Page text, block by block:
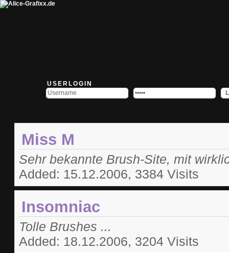
USERLOGIN
Miss M
Sehr bekannte Brush-Site, mit
Added: 15.12.2006, 3384 Visits
Insomniac
Tolle Brushes ...
Added: 18.12.2006, 3204 Visits